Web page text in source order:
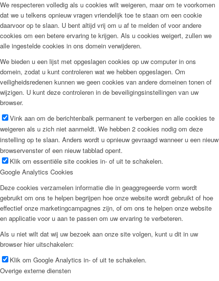
We respecteren volledig als u cookies wilt weigeren, maar om te voorkomen
dat we u telkens opnieuw vragen vriendelijk toe te staan om een cookie
daarvoor op te slaan. U bent altijd vrij om u af te melden of voor andere
cookies om een betere ervaring te krijgen. Als u cookies weigert, zullen we
alle ingestelde cookies in ons domein verwijderen.
We bieden u een lijst met opgeslagen cookies op uw computer in ons
domein, zodat u kunt controleren wat we hebben opgeslagen. Om
veiligheidsredenen kunnen we geen cookies van andere domeinen tonen of
wijzigen. U kunt deze controleren in de beveiligingsinstellingen van uw
browser.
Vink aan om de berichtenbalk permanent te verbergen en alle cookies te
weigeren als u zich niet aanmeldt. We hebben 2 cookies nodig om deze
instelling op te slaan. Anders wordt u opnieuw gevraagd wanneer u een nieuw
browservenster of een nieuw tabblad opent.
Klik om essentiële site cookies in- of uit te schakelen.
Google Analytics Cookies
Deze cookies verzamelen informatie die in geaggregeerde vorm wordt
gebruikt om ons te helpen begrijpen hoe onze website wordt gebruikt of hoe
effectief onze marketingcampagnes zijn, of om ons te helpen onze website
en applicatie voor u aan te passen om uw ervaring te verbeteren.
Als u niet wilt dat wij uw bezoek aan onze site volgen, kunt u dit in uw
browser hier uitschakelen:
Klik om Google Analytics in- of uit te schakelen.
Overige externe diensten